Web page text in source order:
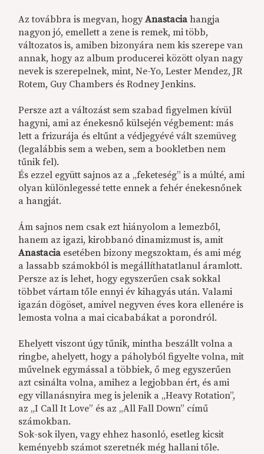
Az továbbra is megvan, hogyAnastacia hangja
nagyon jó, emellett a zene is remek, mi több,
változatos is, amiben bizonyára nem kis szerepe van
annak, hogy az album producerei között olyan nagy
nevek is szerepelnek, mint, Ne-Yo, Lester Mendez, JR
Rotem, Guy Chambers és Rodney Jenkins.
Persze azt a változást sem szabad figyelmen kívül
hagyni, ami az énekesnő külsején végbement: más
lett a frizurája és eltűnt a védjegyévé vált szemüveg
(legalábbis sem a weben, sem a bookletben nem
tűnik fel).
És ezzel együtt sajnos az a „feketeség” is a múlté, ami
olyan különlegessé tette ennek a fehér énekesnőnek
a hangját.
Ám sajnos nem csak ezt hiányolom a lemezből,
hanem az igazi, kirobbanó dinamizmust is, amit
Anastacia esetében bizony megszoktam, és ami még
a lassabb számokból is megállíthatatlanul áramlott.
Persze az is lehet, hogy egyszerűen csak sokkal
többet vártam tőle ennyi év kihagyás után. Valami
igazán dögöset, amivel negyven éves kora ellenére is
lemosta volna a mai cicababákat a porondról.
Ehelyett viszont úgy tűnik, mintha beszállt volna a
ringbe, ahelyett, hogy a páholyból figyelte volna, mit
művelnek egymással a többiek, ő meg egyszerűen
azt csinálta volna, amihez a legjobban ért, és ami
egy villanásnyira meg is jelenik a „Heavy Rotation”,
az „I Call It Love” és az „All Fall Down” című
számokban.
Sok-sok ilyen, vagy ehhez hasonló, esetleg kicsit
keményebb számot szeretnék még hallani tőle.